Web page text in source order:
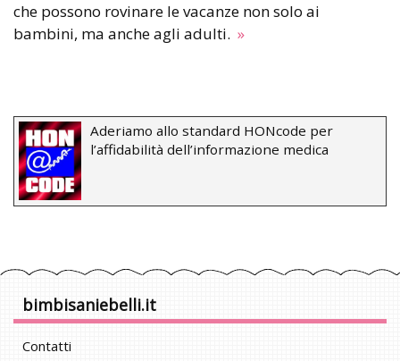
che possono rovinare le vacanze non solo ai
bambini, ma anche agli adulti. »
Aderiamo allo standard HONcode per
l’affidabilità dell’informazione medica
bimbisaniebelli.it
Contatti